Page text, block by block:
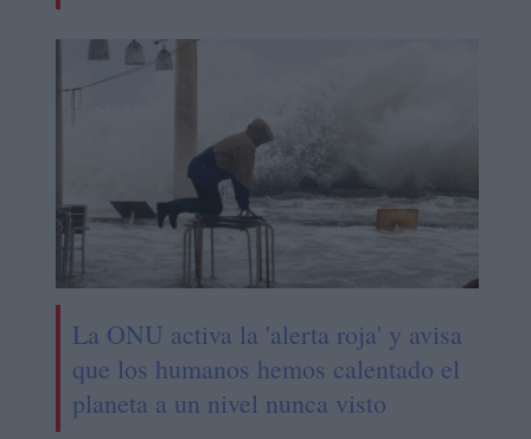
La ONU activa la 'alerta roja' y avisa
que los humanos hemos calentado el
planeta a un nivel nunca visto